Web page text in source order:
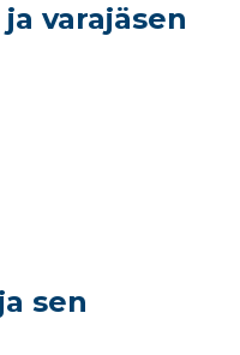
varajäsen
sen